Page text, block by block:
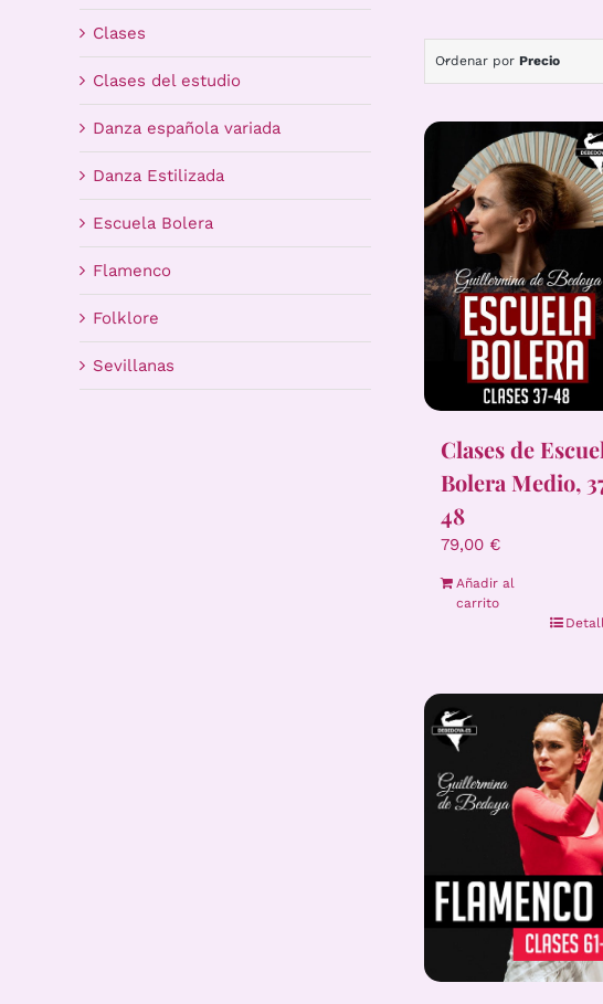
Clases
Clases del estudio
Danza española variada
Danza Estilizada
Escuela Bolera
Flamenco
Folklore
Sevillanas
Ordenar por Precio
Clases de
Bolera Medio,
48
79,00 €
Añadir al
carrito